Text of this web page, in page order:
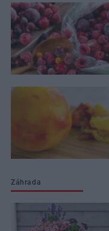
Záhrada